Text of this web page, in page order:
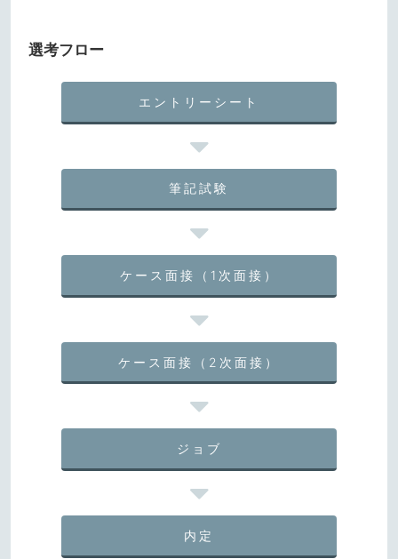
選考フロー
エントリーシート
筆記試験
ケース面接（1次面接）
ケース面接（2次面接）
ジョブ
内定